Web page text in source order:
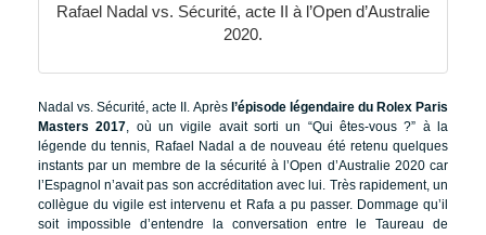
Rafael Nadal vs. Sécurité, acte II à l’Open d’Australie
2020.
Nadal vs. Sécurité, acte II. Après l’épisode légendaire du Rolex Paris
Masters 2017, où un vigile avait sorti un “Qui êtes-vous ?” à la
légende du tennis, Rafael Nadal a de nouveau été retenu quelques
instants par un membre de la sécurité à l’Open d’Australie 2020 car
l’Espagnol n’avait pas son accréditation avec lui. Très rapidement, un
collègue du vigile est intervenu et Rafa a pu passer. Dommage qu’il
soit impossible d’entendre la conversation entre le Taureau de